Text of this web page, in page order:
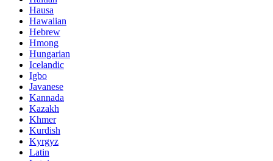
Hausa
Hawaiian
Hebrew
Hmong
Hungarian
Icelandic
Igbo
Javanese
Kannada
Kazakh
Khmer
Kurdish
Kyrgyz
Latin